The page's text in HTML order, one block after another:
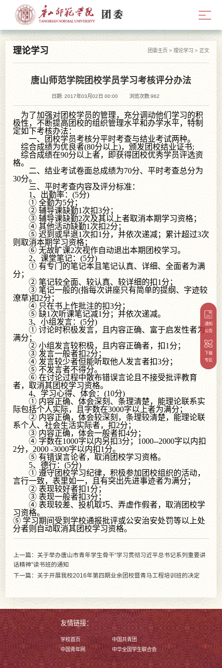
理论学习 团委主页 > 理论学习 > 正文
唐山师范学院团校学员学习考核评分办法
日期: 2017年03月02日 00:00 浏览次数:962
为了加强对团校学员的管理，充分调动他们学习的积
极性，不断提高团校的组织管理水平和办学水平，特制
定如下考核办法：
一、团校学员考核分平时考查与结业考试两种。
综合成绩为优良者(80分以上)，颁发团校结业证书;
综合成绩在90分以上者，即获得团校优秀学员评选资
格。
二、结业考试卷面总成绩为70分、平时考查总分为
30分。
三、平时考查内容及评分标准：
1、出勤率：(5分)
① 全勤为5分；
② 辅导课缺勤1次扣3分；
③ 辅导课缺勤2次及其以上者取消本期学习资格；
④ 其他活动缺勤1次扣2分；
⑤ 迟到或早退1次扣1分，并依次递减；累计超过3次
则取消本期学习资格；
⑥ 无故旷课2次视作自动退出本期团校学习。
2、课堂笔记：(5分)
① 有专门的笔记本且笔记认真、详细、全面者为满
分；
② 笔记较全面、较认真、较详细的扣1分；
③ 笔记一般的(指每次讲座只有简单的提纲、字迹较
潦草)扣2分；
④ 只在书上作批注的扣3分；
⑤ 缺1次听课笔记减1分；并依次递减。
3、小组发言：(5分)
① 讨论时积极发言，且内容正确、富于启发性者为
满分；
② 小组发言较积极，且内容正确者，扣1分；
③ 发言一般者扣2分；
④ 发言较少者但能听取他人发言者扣3分；
⑤ 不发言者不得分。
⑥ 在讨论过程中散布错误言论且不接受批评教育
者，取消其团校学习资格。
4、学习心得、体会：(10分)
① 内容正确、体会深刻、条理清楚，能理论联系实
际包括个人实际，且字数在3000字以上者为满分；
② 内容正确，体会较深刻，条理较清楚，能理论联
系个人、社会生活实际者，扣2分；
③ 内容正确，体会一般者扣4分；
④ 字数在1000字以内另扣3分；1000--2000字以内扣
2分，2000 -3000字以内扣1分。
⑤ 有错误言论者，取消团校学习资格。
5、德行：(5分)
① 遵守团校学习纪律，积极参加团校组织的活动，
言行一致，表里如一，且有突出先进事迹者为满分；
② 表现较好者扣1分；
③ 表现一般者扣3分；
④ 表现较差、投机取巧、弄虚作假者，取消团校学
习资格。
⑤ 学习期间受到学校通报批评或公安治安处罚等以上处
分者则自动取消其团校学习资格。
上一篇：关于举办唐山市青年学生骨干“学习贯彻习近平总书记系列重要讲
话精神”读书班的通知
下一篇：关于开展我校2016年第四期业余团校暨青马工程培训班的决定
通知
公告
下载
专区
友情链接：
学校首页
中国共青团
中国青年网
中华全国学生联合会